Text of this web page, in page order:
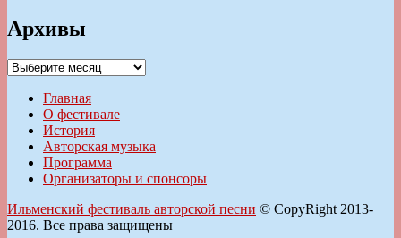
Архивы
Архивы
Главная
О фестивале
История
Авторская музыка
Программа
Организаторы и спонсоры
Ильменский фестиваль авторской песни © CopyRight 2013-
2016. Все права защищены